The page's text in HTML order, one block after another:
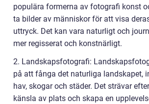
populära formerna av fotografi konst
ta bilder av människor för att visa
uttryck. Det kan vara naturligt och
mer regisserat och konstnärligt.
2. Landskapsfotografi:
på att fånga det naturliga landskapet,
hav, skogar och städer. Det strävar
känsla av plats och skapa en